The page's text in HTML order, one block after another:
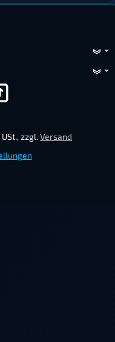
zzgl.Versand